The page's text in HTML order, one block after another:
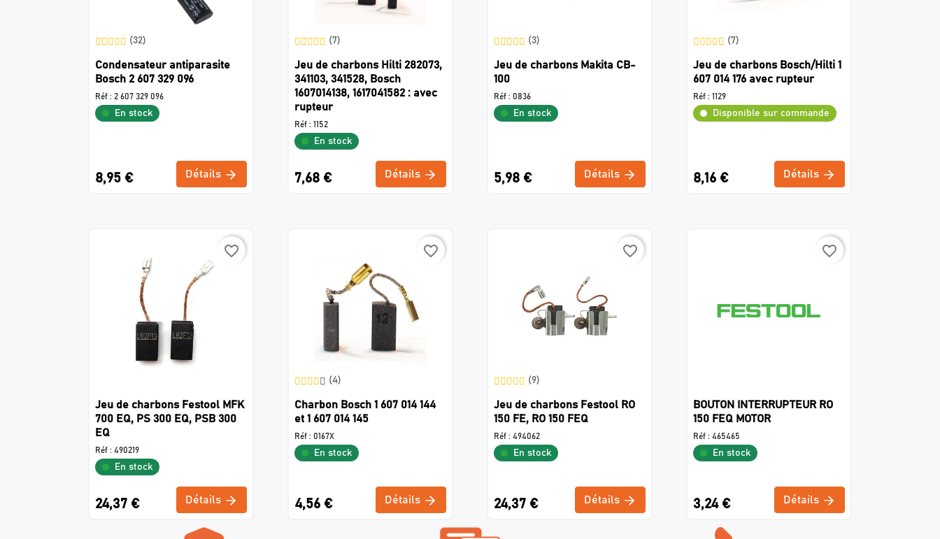
(32)
Condensateur antiparasite
Bosch 2 607 329 096
Réf : 2 607 329 096
En stock
8,95 € Détails
(7)
Jeu de charbons Hilti 282073,
341103, 341528, Bosch
1607014138, 1617041582 : avec
rupteur
Réf : 1152
En stock
7,68 € Détails
(3)
Jeu de charbons Makita CB-
100
Réf : 0836
En stock
5,98 € Détails
(7)
Jeu de charbons Bosch/Hilti 1
607 014 176 avec rupteur
Réf : 1129
Disponible sur commande
8,16 € Détails
favorite_border
Jeu de charbons Festool MFK
700 EQ, PS 300 EQ, PSB 300
EQ
Réf : 490219
En stock
24,37 € Détails
favorite_border
(4)
Charbon Bosch 1 607 014 144
et 1 607 014 145
Réf : 0167X
En stock
4,56 € Détails
favorite_border
(9)
Jeu de charbons Festool RO
150 FE, RO 150 FEQ
Réf : 494062
En stock
24,37 € Détails
favorite_border
BOUTON INTERRUPTEUR RO
150 FEQ MOTOR
Réf : 465465
En stock
3,24 € Détails